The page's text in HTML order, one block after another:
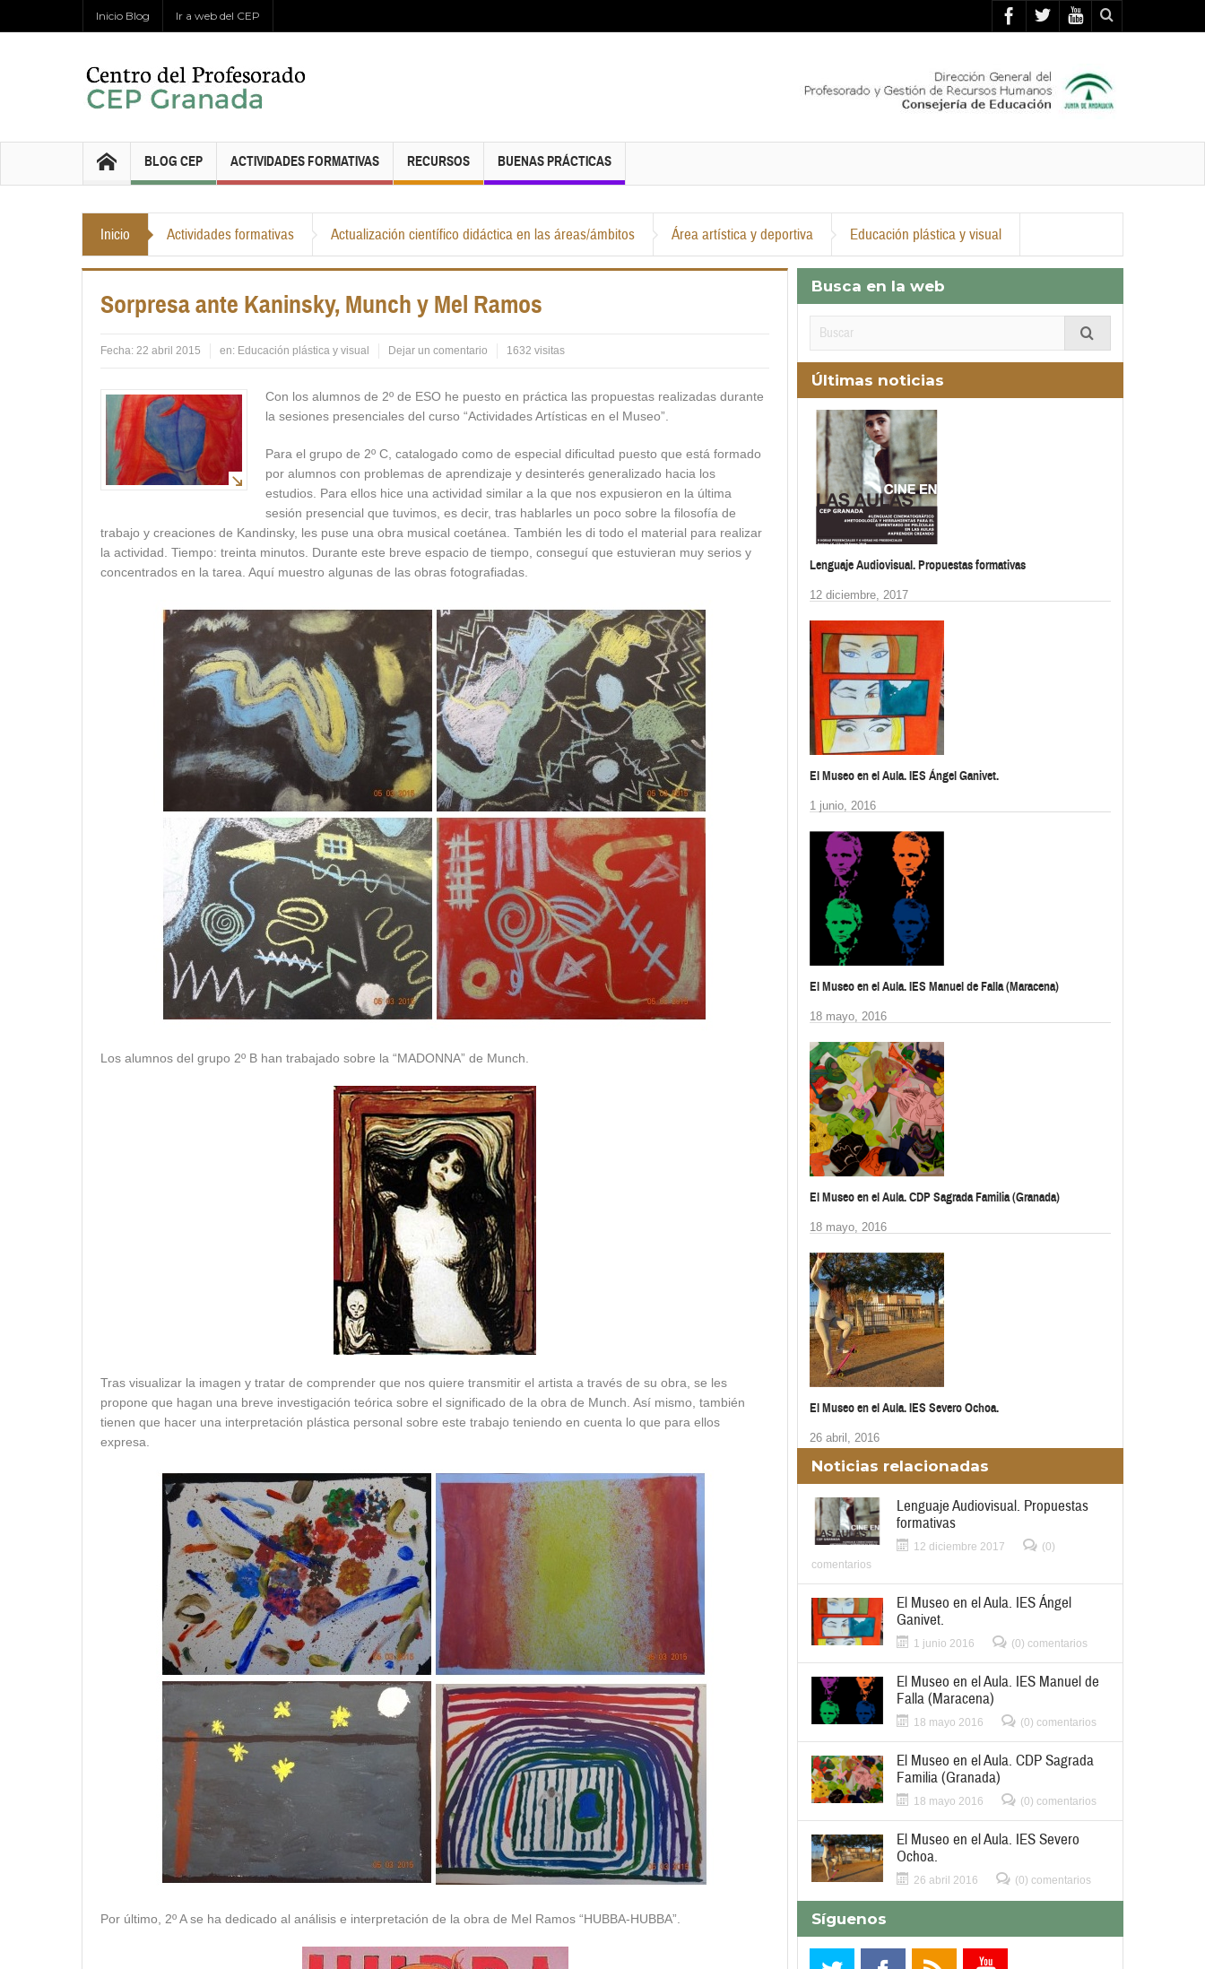
Inicio Blog Ir a web del CEP
BLOG CEP ACTIVIDADES FORMATIVAS RECURSOS BUENAS PRÁCTICAS
Inicio Actividades formativas Actualización científico didáctica en las áreas/ámbitos Área artística y deportiva Educación plástica y visual
Sorpresa ante Kaninsky, Munch y Mel Ramos
Fecha: 22 abril 2015 en: Educación plástica y visual Dejar un comentario 1632 visitas
Con los alumnos de 2º de ESO he puesto en práctica las propuestas realizadas durante
la sesiones presenciales del curso “Actividades Artísticas en el Museo”.
Para el grupo de 2º C, catalogado como de especial dificultad puesto que está formado
por alumnos con problemas de aprendizaje y desinterés generalizado hacia los
estudios. Para ellos hice una actividad similar a la que nos expusieron en la última
sesión presencial que tuvimos, es decir, tras hablarles un poco sobre la filosofía de
trabajo y creaciones de Kandinsky, les puse una obra musical coetánea. También les di todo el material para realizar
la actividad. Tiempo: treinta minutos. Durante este breve espacio de tiempo, conseguí que estuvieran muy serios y
concentrados en la tarea. Aquí muestro algunas de las obras fotografiadas.
Los alumnos del grupo 2º B han trabajado sobre la “MADONNA” de Munch.
Tras visualizar la imagen y tratar de comprender que nos quiere transmitir el artista a través de su obra, se les
propone que hagan una breve investigación teórica sobre el significado de la obra de Munch. Así mismo, también
tienen que hacer una interpretación plástica personal sobre este trabajo teniendo en cuenta lo que para ellos
expresa.
Por último, 2º A se ha dedicado al análisis e interpretación de la obra de Mel Ramos “HUBBA-HUBBA”.
Busca en la web
Últimas noticias
Lenguaje Audiovisual. Propuestas formativas
12 diciembre, 2017
El Museo en el Aula. IES Ángel Ganivet.
1 junio, 2016
El Museo en el Aula. IES Manuel de Falla (Maracena)
18 mayo, 2016
El Museo en el Aula. CDP Sagrada Familia (Granada)
18 mayo, 2016
El Museo en el Aula. IES Severo Ochoa.
26 abril, 2016
Noticias relacionadas
Lenguaje Audiovisual. Propuestas
formativas
12 diciembre 2017
(0)
comentarios
El Museo en el Aula. IES Ángel
Ganivet.
1 junio 2016 (0) comentarios
El Museo en el Aula. IES Manuel de
Falla (Maracena)
18 mayo 2016 (0) comentarios
El Museo en el Aula. CDP Sagrada
Familia (Granada)
18 mayo 2016 (0) comentarios
El Museo en el Aula. IES Severo
Ochoa.
26 abril 2016 (0) comentarios
Síguenos